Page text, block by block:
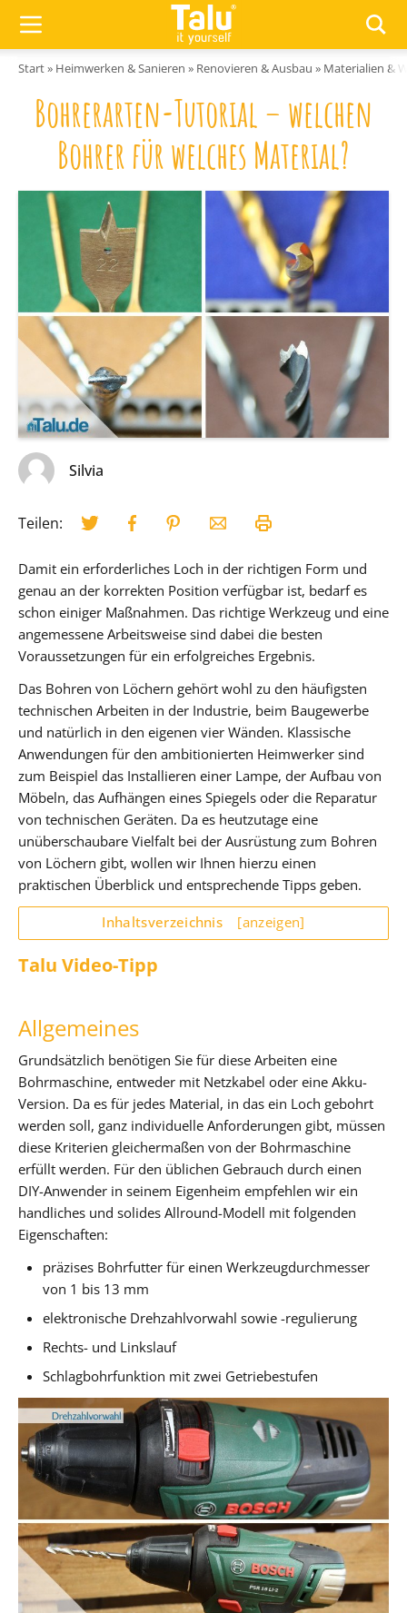
Start» Heimwerken & Sanieren » Renovieren & Ausbau » Materialien &
Bohrerarten-Tutorial – welchen
Bohrer für welches Material?
Silvia
Teilen:
Damit ein erforderliches Loch in der richtigen Form und
genau an der korrekten Position verfügbar ist, bedarf es
schon einiger Maßnahmen. Das richtige Werkzeug und eine
angemessene Arbeitsweise sind dabei die besten
Voraussetzungen für ein erfolgreiches Ergebnis.
Das Bohren von Löchern gehört wohl zu den häufigsten
technischen Arbeiten in der Industrie, beim Baugewerbe
und natürlich in den eigenen vier Wänden. Klassische
Anwendungen für den ambitionierten Heimwerker sind
zum Beispiel das Installieren einer Lampe, der Aufbau von
Möbeln, das Aufhängen eines Spiegels oder die Reparatur
von technischen Geräten. Da es heutzutage eine
unüberschaubare Vielfalt bei der Ausrüstung zum Bohren
von Löchern gibt, wollen wir Ihnen hierzu einen
praktischen Überblick und entsprechende Tipps geben.
Inhaltsverzeichnis [anzeigen]
Talu Video-Tipp
Allgemeines
Grundsätzlich benötigen Sie für diese Arbeiten eine
Bohrmaschine, entweder mit Netzkabel oder eine Akku-
Version. Da es für jedes Material, in das ein Loch gebohrt
werden soll, ganz individuelle Anforderungen gibt, müssen
diese Kriterien gleichermaßen von der Bohrmaschine
erfüllt werden. Für den üblichen Gebrauch durch einen
DIY-Anwender in seinem Eigenheim empfehlen wir ein
handliches und solides Allround-Modell mit folgenden
Eigenschaften:
präzises Bohrfutter für einen Werkzeugdurchmesser
von 1 bis 13 mm
elektronische Drehzahlvorwahl sowie -regulierung
Rechts- und Linkslauf
Schlagbohrfunktion mit zwei Getriebestufen